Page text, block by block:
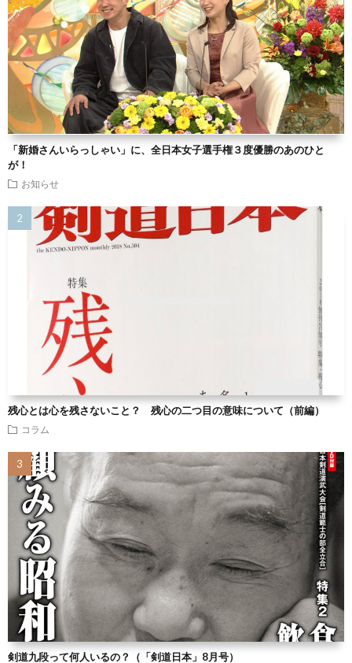
「新婚さんいらっしゃい」に、全日本女子選手権３度優勝のあのひと
が！
お知らせ
残心とは心を残さないこと？ 残心の二つ目の意味について（前編）
コラム
剣道九段って何人いるの？（「剣道日本」8月号）